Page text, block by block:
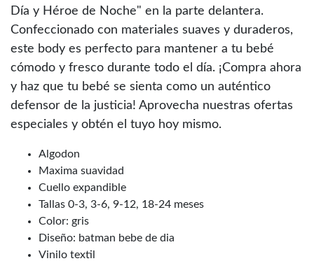
Día y Héroe de Noche" en la parte delantera.
Confeccionado con materiales suaves y duraderos,
este body es perfecto para mantener a tu bebé
cómodo y fresco durante todo el día. ¡Compra ahora
y haz que tu bebé se sienta como un auténtico
defensor de la justicia! Aprovecha nuestras ofertas
especiales y obtén el tuyo hoy mismo.
Algodon
Maxima suavidad
Cuello expandible
Tallas 0-3, 3-6, 9-12, 18-24 meses
Color: gris
Diseño: batman bebe de dia
Vinilo textil